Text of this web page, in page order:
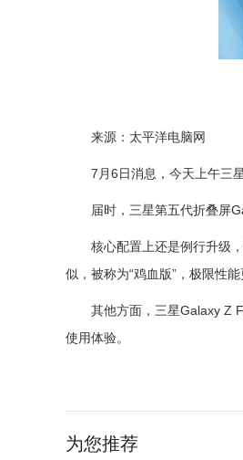
来源：太平洋电脑网
7月6日消息，今天上午三
届时，三星第五代折叠屏
核心配置上还是例行升级
似，被称为“鸡血版”，极限性能
其他方面，三星Galaxy Z
使用体验。
为您推荐